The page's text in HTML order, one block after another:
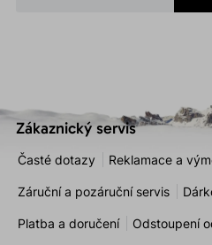
Zákaznický servis
Časté dotazy Reklamace a
Záruční a pozáruční servis
Platba a doručení Odstoupení